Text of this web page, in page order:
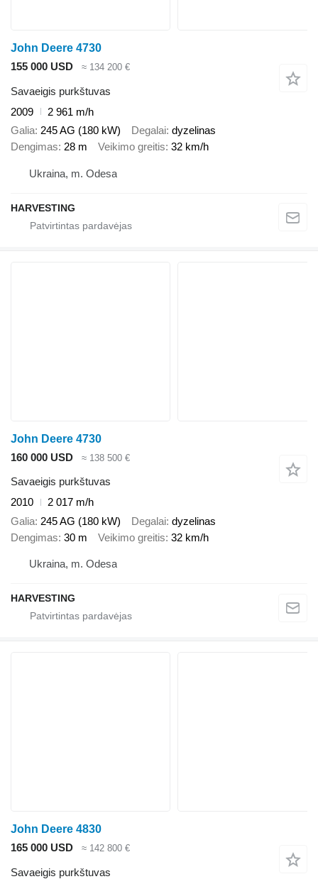
John Deere 4730
155 000 USD
≈ 134 200 €
Savaeigis purkštuvas
2009
2 961 m/h
Galia 245 AG (180 kW) Degalai dyzelinas
Dengimas 28 m Veikimo greitis 32 km/h
Ukraina, m. Odesa
HARVESTING
John Deere 4730
160 000 USD
≈ 138 500 €
Savaeigis purkštuvas
2010
2 017 m/h
Galia 245 AG (180 kW) Degalai dyzelinas
Dengimas 30 m Veikimo greitis 32 km/h
Ukraina, m. Odesa
HARVESTING
John Deere 4830
165 000 USD
≈ 142 800 €
Savaeigis purkštuvas